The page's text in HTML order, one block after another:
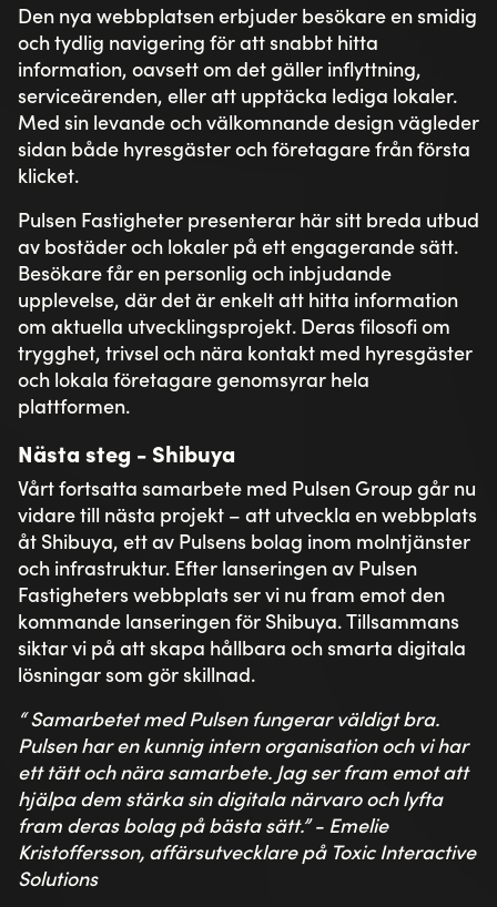
Den nya webbplatsen erbjuder besökare en smidig
och tydlig navigering för att snabbt hitta
information, oavsett om det gäller inflyttning,
serviceärenden, eller att upptäcka lediga lokaler.
Med sin levande och välkomnande design vägleder
sidan både hyresgäster och företagare från första
klicket.
Pulsen Fastigheter presenterar här sitt breda utbud
av bostäder och lokaler på ett engagerande sätt.
Besökare får en personlig och inbjudande
upplevelse, där det är enkelt att hitta information
om aktuella utvecklingsprojekt. Deras filosofi om
trygghet, trivsel och nära kontakt med hyresgäster
och lokala företagare genomsyrar hela
plattformen.
Nästa steg - Shibuya
Vårt fortsatta samarbete med Pulsen Group går nu
vidare till nästa projekt – att utveckla en webbplats
åt Shibuya, ett av Pulsens bolag inom molntjänster
och infrastruktur. Efter lanseringen av Pulsen
Fastigheters webbplats ser vi nu fram emot den
kommande lanseringen för Shibuya. Tillsammans
siktar vi på att skapa hållbara och smarta digitala
lösningar som gör skillnad.
“ Samarbetet med Pulsen fungerar väldigt bra.
Pulsen har en kunnig intern organisation och vi har
ett tätt och nära samarbete. Jag ser fram emot att
hjälpa dem stärka sin digitala närvaro och lyfta
fram deras bolag på bästa sätt.” - Emelie
Kristoffersson, affärsutvecklare på Toxic Interactive
Solutions